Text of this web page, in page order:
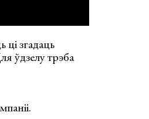
згадаць
ўдзелу трэба